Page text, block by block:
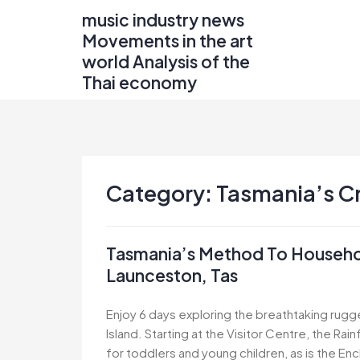
music industry news
Movements in the art
world Analysis of the
Thai economy
Category: Tasmania’s
Tasmania’s Method To
Launceston, Tas
Enjoy 6 days exploring the breathtaking
Island. Starting at the Visitor Centre, the
for toddlers and young children, as is the